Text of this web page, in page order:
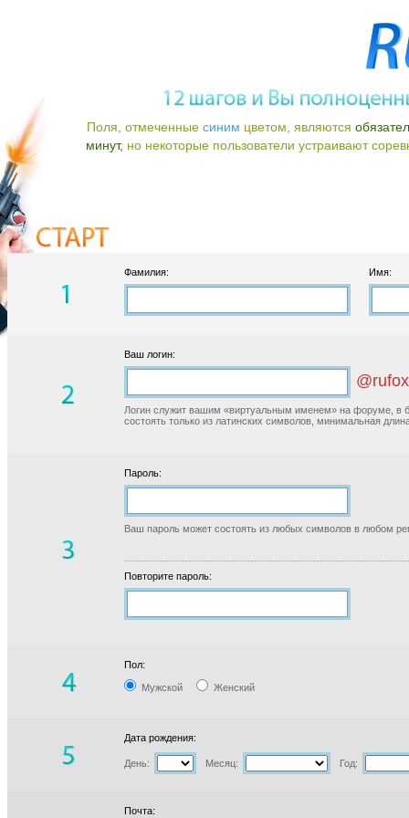
Поля, отмеченные синим цветом, являются
минут, но некоторые пользователи устраивают
Фамилия: Имя:
Ваш логин:
Логин служит вашим «виртуальным именем» на форуме, в
состоять только из латинских символов, минимальная
Пароль:
Ваш пароль может состоять из любых символов в любом
Повторите пароль:
Пол:
Мужской Женский
Дата рождения:
День: Месяц: Год:
Почта: